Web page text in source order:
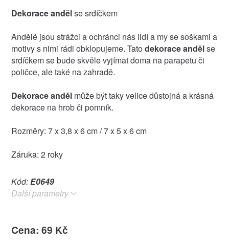
Dekorace andělse srdíčkem
Andělé jsou strážci a ochránci nás lidí a my se soškami a
motivy s nimi rádi obklopujeme. Tato dekorace andělse
srdíčkem se bude skvěle vyjímat doma na parapetu či
poličce, ale také na zahradě.
Dekorace andělmůže být taky velice důstojná a krásná
dekorace na hrob či pomník.
Rozměry: 7 x 3,8 x 6 cm / 7 x 5 x 6 cm
Záruka: 2 roky
Kód:E0649
Další parametry
Cena: 69 Kč